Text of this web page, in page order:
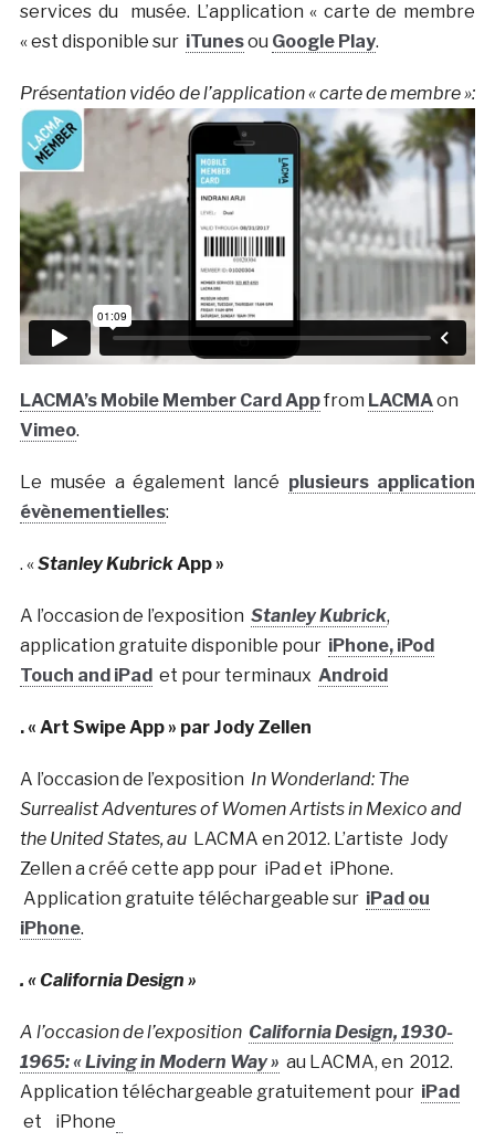
services du musée. L’application « carte de membre
« est disponible sur iTunesou Google Play.
Présentation vidéo de l’application « carte de membre »:
LACMA’s Mobile Member Card Appfrom LACMAon
Vimeo.
Le musée a également lancé plusieurs application
évènementielles:
. «Stanley KubrickApp »
A l’occasion de l’exposition Stanley Kubrick,
application gratuite disponible pour iPhone, iPod
Touch and iPad et pour terminaux Android
. « Art Swipe App » par Jody Zellen
A l’occasion de l’exposition In Wonderland: The
Surrealist Adventures of Women Artists in Mexico and
the United States, auLACMA en 2012. L’artiste Jody
Zellen a créé cette app pour iPad et iPhone.
Application gratuite téléchargeable sur iPad ou
iPhone.
. « California Design »
A l’occasion de l’exposition California Design, 1930-
1965: « Living in Modern Way » au LACMA, en 2012.
Application téléchargeable gratuitement pour iPad
et
iPhone